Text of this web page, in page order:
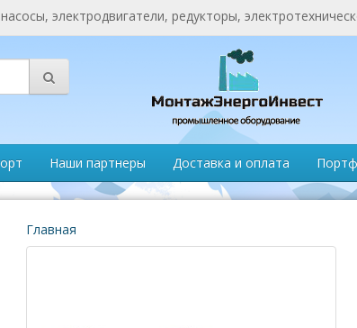
электродвигатели, редукторы,
Наши партнеры Доставка и оплата
Главная